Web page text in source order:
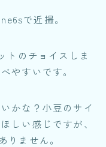
で近撮。
トのチョイスしま
やすいです。
かな？小豆のサイ
しい感じですが、
りません。